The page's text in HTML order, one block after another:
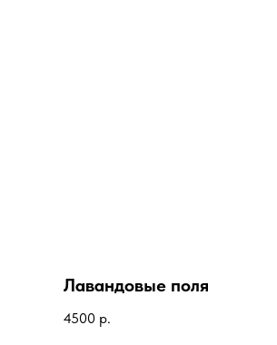
Лавандовые поля
4500 р.